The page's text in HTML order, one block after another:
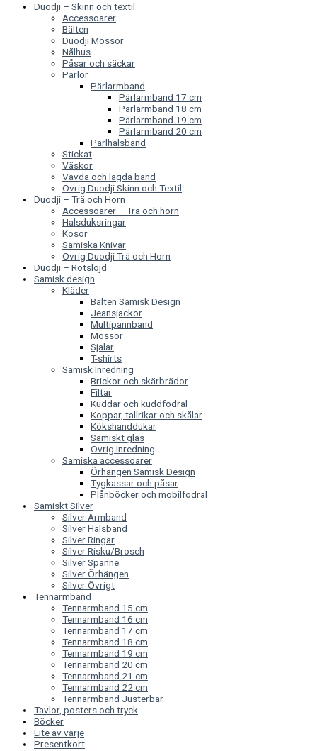
Duodji – Skinn och textil
Accessoarer
Bälten
Duodji Mössor
Nålhus
Påsar och säckar
Pärlor
Pärlarmband
Pärlarmband 17 cm
Pärlarmband 18 cm
Pärlarmband 19 cm
Pärlarmband 20 cm
Pärlhalsband
Stickat
Väskor
Vävda och lagda band
Övrig Duodji Skinn och Textil
Duodji – Trä och Horn
Accessoarer – Trä och horn
Halsduksringar
Kosor
Samiska Knivar
Övrig Duodji Trä och Horn
Duodji – Rotslöjd
Samisk design
Kläder
Bälten Samisk Design
Jeansjackor
Multipannband
Mössor
Sjalar
T-shirts
Samisk Inredning
Brickor och skärbrädor
Filtar
Kuddar och kuddfodral
Koppar, tallrikar och skålar
Kökshanddukar
Samiskt glas
Övrig Inredning
Samiska accessoarer
Örhängen Samisk Design
Tygkassar och påsar
Plånböcker och mobilfodral
Samiskt Silver
Silver Armband
Silver Halsband
Silver Ringar
Silver Risku/Brosch
Silver Spänne
Silver Örhängen
Silver Övrigt
Tennarmband
Tennarmband 15 cm
Tennarmband 16 cm
Tennarmband 17 cm
Tennarmband 18 cm
Tennarmband 19 cm
Tennarmband 20 cm
Tennarmband 21 cm
Tennarmband 22 cm
Tennarmband Justerbar
Tavlor, posters och tryck
Böcker
Lite av varje
Presentkort